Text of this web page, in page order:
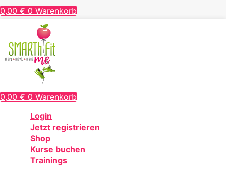
0,00 € 0 Warenkorb
0,00 € 0 Warenkorb
Login
Jetzt registrieren
Shop
Kurse buchen
Trainings